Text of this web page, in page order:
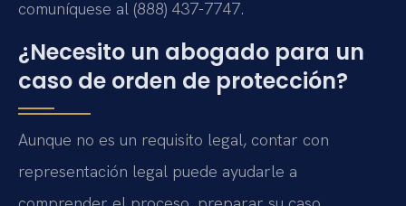
comuníquese al (888) 437-7747.
¿Necesito un abogado para un
caso de orden de protección?
Aunque no es un requisito legal, contar con
representación legal puede ayudarle a